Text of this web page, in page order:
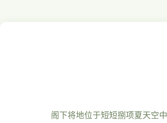
阁下将地位于短短捌项夏天空